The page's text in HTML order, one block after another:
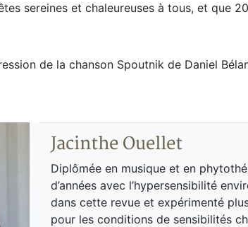
sereines et chaleureuses à tous, et que
de la chanson Spoutnik de Daniel
Jacinthe Ouellet
Diplômée en musique et en
d’années avec l’hypersensibilité
dans cette revue et expérimenté
pour les conditions de sensibilités